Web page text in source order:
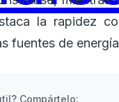
la rapidez
fuentes de
Compártelo: